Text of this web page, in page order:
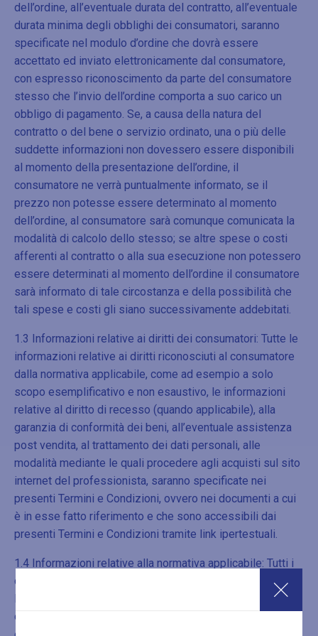
dell’ordine, all’eventuale durata del contratto, all’eventuale
durata minima degli obblighi dei consumatori, saranno
specificate nel modulo d’ordine che dovrà essere
accettato ed inviato elettronicamente dal consumatore,
con espresso riconoscimento da parte del consumatore
stesso che l’invio dell’ordine comporta a suo carico un
obbligo di pagamento. Se, a causa della natura del
contratto o del bene o servizio ordinato, una o più delle
suddette informazioni non dovessero essere disponibili
al momento della presentazione dell’ordine, il
consumatore ne verrà puntualmente informato, se il
prezzo non potesse essere determinato al momento
dell’ordine, al consumatore sarà comunque comunicata la
modalità di calcolo dello stesso; se altre spese o costi
afferenti al contratto o alla sua esecuzione non potessero
essere determinati al momento dell’ordine il consumatore
sarà informato di tale circostanza e della possibilità che
tali spese e costi gli siano successivamente addebitati.
1.3 Informazioni relative ai diritti dei consumatori: Tutte le
informazioni relative ai diritti riconosciuti al consumatore
dalla normativa applicabile, come ad esempio a solo
scopo esemplificativo e non esaustivo, le informazioni
relative al diritto di recesso (quando applicabile), alla
garanzia di conformità dei beni, all’eventuale assistenza
post vendita, al trattamento dei dati personali, alle
modalità mediante le quali procedere agli acquisti sul sito
internet del professionista, saranno specificate nei
presenti Termini e Condizioni, ovvero nei documenti a cui
è in esse fatto riferimento e che sono accessibili dai
presenti Termini e Condizioni tramite link ipertestuali.
1.4 Informazioni relative alla normativa applicabile: Tutti i
contratti conclusi dai consumatori tramite il sito internet di
Blu Moret Wellness SPA saranno integralmente regolate
dalle disposizioni che seguono e dai documenti, istruzioni